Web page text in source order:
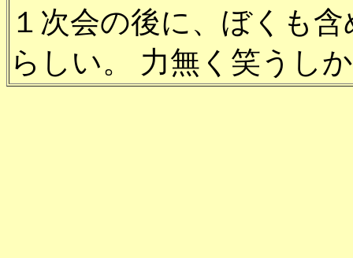
１次会の後に、ぼくも
らしい。 力無く笑うし